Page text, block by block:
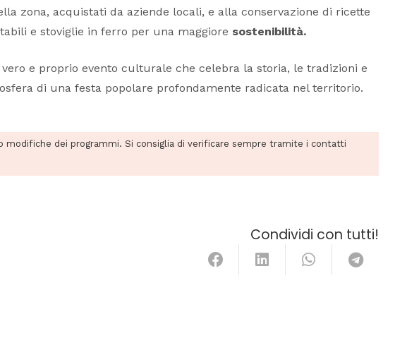
zona, acquistati da aziende locali, e alla conservazione di ricette
e stoviglie in ferro per una maggiore sostenibilità.
e proprio evento culturale che celebra la storia, le tradizioni e
di una festa popolare profondamente radicata nel territorio.
modifiche dei programmi. Si consiglia di verificare sempre tramite i contatti
Condividi con tutti!